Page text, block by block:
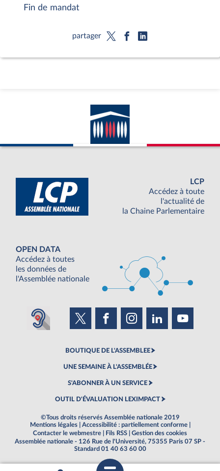
Fin de mandat
partager
LCP
Accédez à toute
l'actualité de
la Chaine Parlementaire
OPEN DATA
Accédez à toutes
les données de
l'Assemblée nationale
BOUTIQUE DE L'ASSEMBLEE
UNE SEMAINE À L'ASSEMBLÉE
S'ABONNER À UN SERVICE
OUTIL D'ÉVALUATION LEXIMPACT
©Tous droits réservés Assemblée nationale 2019
Mentions légales
Accessibilité : partiellement conforme
Contacter le webmestre
Fils RSS
Gestion des cookies
Assemblée nationale - 126 Rue de l'Université, 75355 Paris 07 SP -
Standard 01 40 63 60 00